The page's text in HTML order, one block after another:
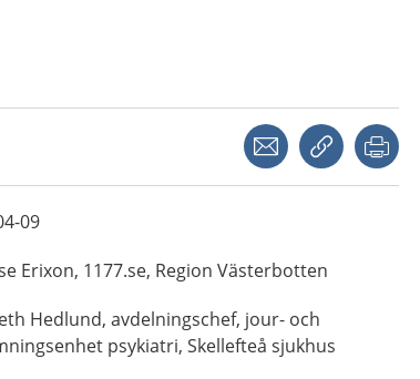
Dela via mejlKopiera länk
09
Erixon, 1177.se, Region Västerbotten
Hedlund, avdelningschef, jour- och
psykiatri, Skellefteå sjukhus